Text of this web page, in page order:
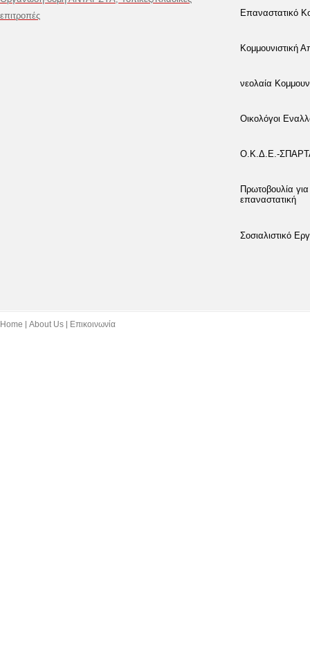
επιτροπές
Επαναστατικό
Κομμουνιστική
νεολαία
Οικολόγοι
Ο.Κ.Δ.Ε.-
Πρωτοβουλία
επαναστατική
Σοσιαλιστικό
Home About Us Επικοινωνία